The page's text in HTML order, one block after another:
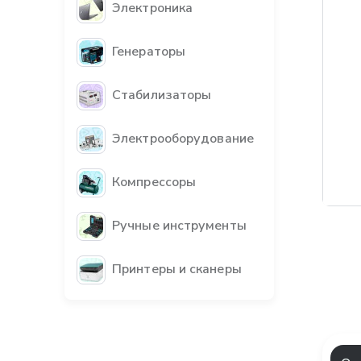
Электроника
Генераторы
Стабилизаторы
Электрооборудование
Компрессоры
Ручные инструменты
Принтеры и сканеры